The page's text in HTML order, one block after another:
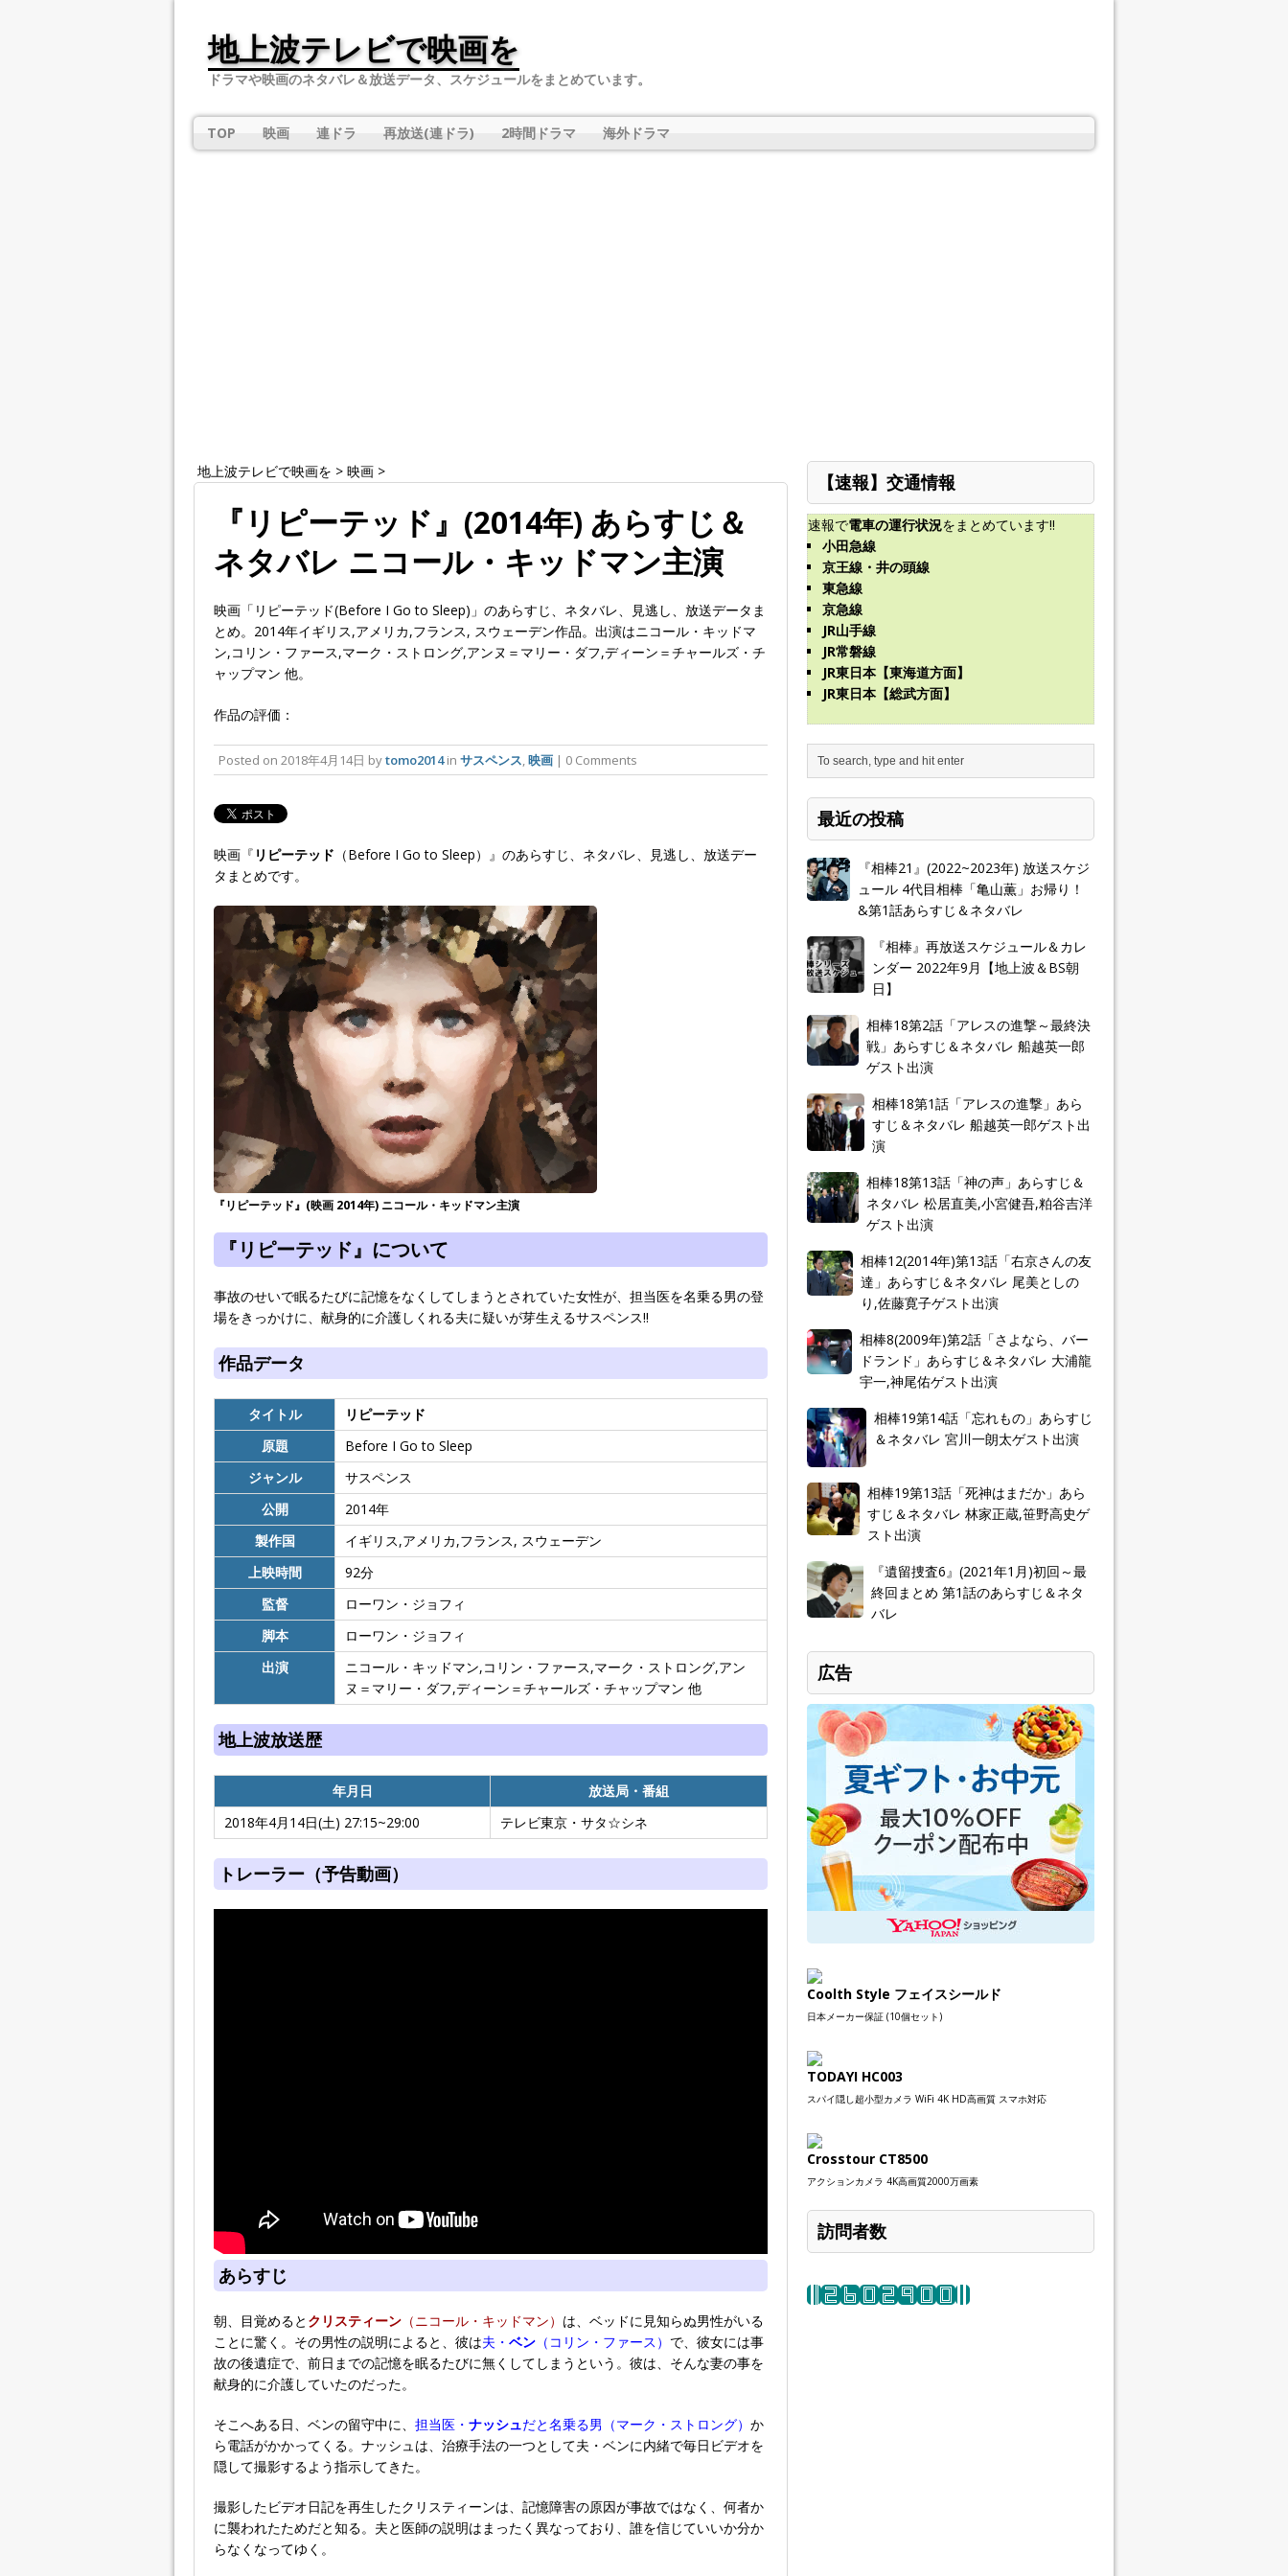
地上波テレビで映画を
ドラマや映画のネタバレ＆放送データ、スケジュールをまとめています。
TOP 映画 連ドラ 再放送(連ドラ) 2時間ドラマ 海外ドラマ
地上波テレビで映画を > 映画 >
『リピーテッド』(2014年) あらすじ＆
ネタバレ ニコール・キッドマン主演
映画「リピーテッド(Before I Go to Sleep)」のあらすじ、ネタバレ、見逃し、放送データま
とめ。2014年イギリス,アメリカ,フランス, スウェーデン作品。出演はニコール・キッドマ
ン,コリン・ファース,マーク・ストロング,アンヌ＝マリー・ダフ,ディーン＝チャールズ・チ
ャップマン 他。
作品の評価：
Posted on 2018年4月14日 bytomo2014in サスペンス,映画 | 0 Comments
映画『 リピーテッド （Before I Go to Sleep）』のあらすじ、ネタバレ、見逃し、放送デー
タまとめです。
『リピーテッド』(映画 2014年) ニコール・キッドマン主演
『リピーテッド』について
事故のせいで眠るたびに記憶をなくしてしまうとされていた女性が、担当医を名乗る男の登
場をきっかけに、献身的に介護しくれる夫に疑いが芽生えるサスペンス!!
作品データ
タイトル
リピーテッド
原題
Before I Go to Sleep
ジャンル
サスペンス
公開
2014年
製作国
イギリス,アメリカ,フランス, スウェーデン
上映時間
92分
監督
ローワン・ジョフィ
脚本
ローワン・ジョフィ
出演
ニコール・キッドマン,コリン・ファース,マーク・ストロング,アン
ヌ＝マリー・ダフ,ディーン＝チャールズ・チャップマン 他
地上波放送歴
年月日
放送局・番組
2018年4月14日(土) 27:15~29:00
テレビ東京・サタ☆シネ
トレーラー（予告動画）
あらすじ
朝、目覚めると クリスティーン （ニコール・キッドマン） は、ベッドに見知らぬ男性がいる
ことに驚く。その男性の説明によると、彼は夫・ ベン （コリン・ファース） で、彼女には事
故の後遺症で、前日までの記憶を眠るたびに無くしてしまうという。彼は、そんな妻の事を
献身的に介護していたのだった。
そこへある日、ベンの留守中に、 担当医・ ナッシュだと名乗る男（マーク・ストロング） か
ら電話がかかってくる。ナッシュは、治療手法の一つとして夫・ベンに内緒で毎日ビデオを
隠して撮影するよう指示してきた。
撮影したビデオ日記を再生したクリスティーンは、記憶障害の原因が事故ではなく、何者か
に襲われたためだと知る。夫と医師の説明はまったく異なっており、誰を信じていいか分か
らなくなってゆく。
【速報】交通情報
速報で電車の運行状況をまとめています!!
小田急線
京王線・井の頭線
東急線
京急線
JR山手線
JR常磐線
JR東日本【東海道方面】
JR東日本【総武方面】
最近の投稿
『相棒21』(2022~2023年) 放送スケジ
ュール 4代目相棒「亀山薫」お帰り！
&第1話あらすじ＆ネタバレ
『相棒』再放送スケジュール＆カレ
ンダー 2022年9月【地上波＆BS朝
日】
相棒18第2話「アレスの進撃～最終決
戦」あらすじ＆ネタバレ 船越英一郎
ゲスト出演
相棒18第1話「アレスの進撃」あら
すじ＆ネタバレ 船越英一郎ゲスト出
演
相棒18第13話「神の声」あらすじ＆
ネタバレ 松居直美,小宮健吾,粕谷吉洋
ゲスト出演
相棒12(2014年)第13話「右京さんの友
達」あらすじ＆ネタバレ 尾美としの
り,佐藤寛子ゲスト出演
相棒8(2009年)第2話「さよなら、バー
ドランド」あらすじ＆ネタバレ 大浦龍
宇一,神尾佑ゲスト出演
相棒19第14話「忘れもの」あらすじ
＆ネタバレ 宮川一朗太ゲスト出演
相棒19第13話「死神はまだか」あら
すじ＆ネタバレ 林家正蔵,笹野高史ゲ
スト出演
『遺留捜査6』(2021年1月)初回～最
終回まとめ 第1話のあらすじ＆ネタ
バレ
広告
Coolth Style フェイスシールド
日本メーカー保証 (10個セット)
TODAYI HC003
スパイ隠し超小型カメラ WiFi 4K HD高画質 スマホ対応
Crosstour CT8500
アクションカメラ 4K高画質2000万画素
訪問者数